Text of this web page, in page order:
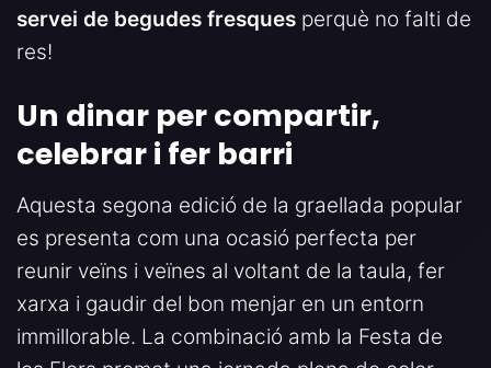
servei de begudes fresques perquè no falti de
res!
Un dinar per compartir,
celebrar i fer barri
Aquesta segona edició de la graellada popular
es presenta com una ocasió perfecta per
reunir veïns i veïnes al voltant de la taula, fer
xarxa i gaudir del bon menjar en un entorn
immillorable. La combinació amb la Festa de